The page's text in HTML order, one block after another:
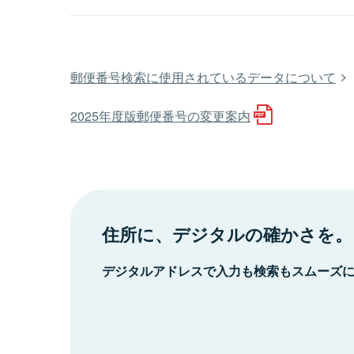
郵便番号検索に使用されているデータについて
2025年度版郵便番号の変更案内
住所に、デジタルの確かさを。
デジタルアドレスで入力も検索もスムーズ